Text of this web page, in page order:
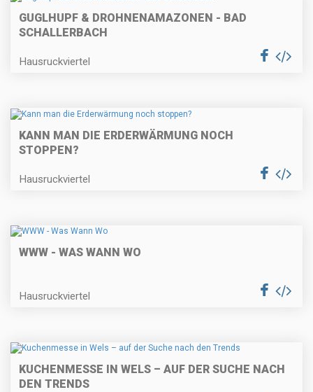
GUGLHUPF & DROHNENAMAZONEN - BAD
SCHALLERBACH
Hausruckviertel
KANN MAN DIE ERDERWÄRMUNG NOCH
STOPPEN?
Hausruckviertel
WWW - WAS WANN WO
Hausruckviertel
KUCHENMESSE IN WELS – AUF DER SUCHE NACH
DEN TRENDS